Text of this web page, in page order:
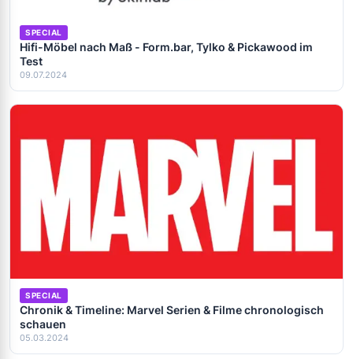
SPECIAL
Hifi-Möbel nach Maß - Form.bar, Tylko & Pickawood im
Test
09.07.2024
SPECIAL
Chronik & Timeline: Marvel Serien & Filme chronologisch
schauen
05.03.2024